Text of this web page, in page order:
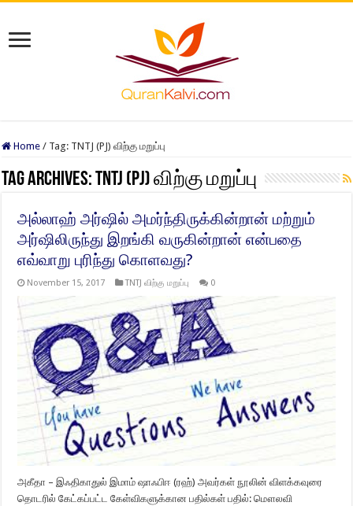
Home / Tag: TNTJ (PJ) விற்கு மறுப்பு
Tag Archives:TNTJ (PJ) விற்கு மறுப்பு
அல்லாஹ் அர்ஷில் அமர்ந்திருக்கின்றான் மற்றும்
அர்ஷிலிருந்து இறங்கி வருகின்றான் என்பதை
எவ்வாறு புரிந்து கொளவது?
November 15, 2017 TNTJ விற்கு மறுப்பு 0
அகீதா – இஃதிகாதுல் இமாம் ஷாஃபிஈ (ரஹ்) அவர்கள் நூலின் விளக்கவுரை
தொடரில் கேட்கப்பட்ட கேள்விகளுக்கான பதில்கள் பதில்: மௌலவி